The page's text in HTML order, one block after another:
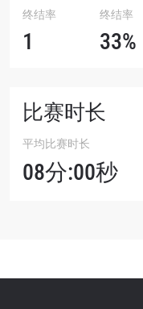
终结率
1
终结率
33%
比赛时长
平均比赛时长
08分:00秒